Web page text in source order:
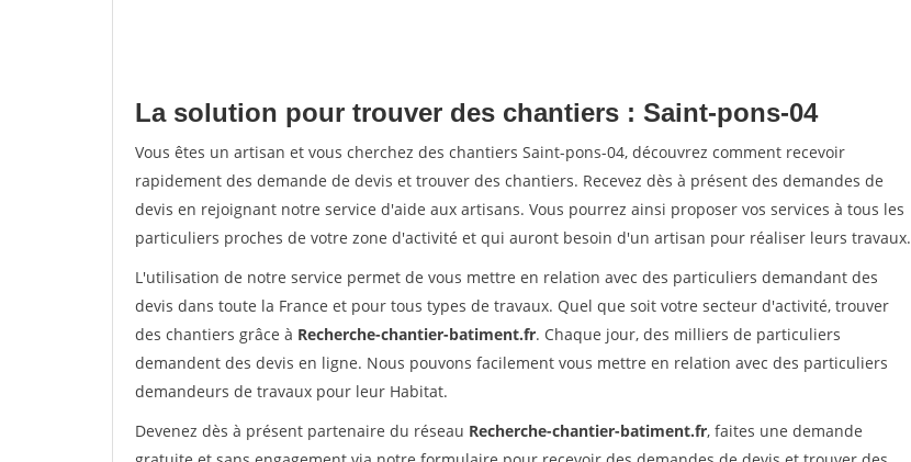
La solution pour trouver des chantiers : Saint-pons-04
Vous êtes un artisan et vous cherchez des chantiers Saint-pons-04, découvrez comment recevoir
rapidement des demande de devis et trouver des chantiers. Recevez dès à présent des demandes de
devis en rejoignant notre service d'aide aux artisans. Vous pourrez ainsi proposer vos services à tous les
particuliers proches de votre zone d'activité et qui auront besoin d'un artisan pour réaliser leurs travaux.
L'utilisation de notre service permet de vous mettre en relation avec des particuliers demandant des
devis dans toute la France et pour tous types de travaux. Quel que soit votre secteur d'activité, trouver
des chantiers grâce à Recherche-chantier-batiment.fr. Chaque jour, des milliers de particuliers
demandent des devis en ligne. Nous pouvons facilement vous mettre en relation avec des particuliers
demandeurs de travaux pour leur Habitat.
Devenez dès à présent partenaire du réseau Recherche-chantier-batiment.fr, faites une demande